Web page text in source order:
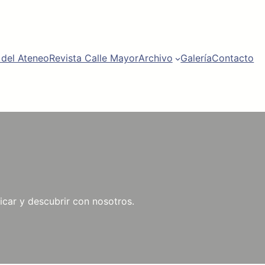
AteneoRevista Calle MayorArchivo GaleríaContacto
y descubrir con nosotros.